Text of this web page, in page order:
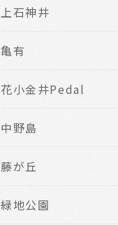
上石神井
亀有
花小金井Pedal
中野島
藤が丘
緑地公園